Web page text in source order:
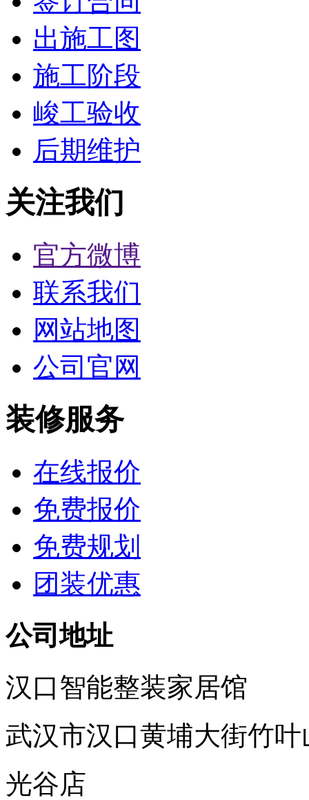
出施工图
施工阶段
峻工验收
后期维护
关注我们
官方微博
联系我们
网站地图
公司官网
装修服务
在线报价
免费报价
免费规划
团装优惠
公司地址
汉口智能整装家居馆
武汉市汉口黄埔大街竹
光谷店